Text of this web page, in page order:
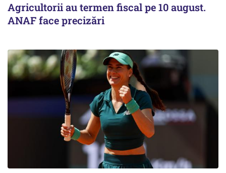
Agricultorii au termen fiscal pe 10 august.
ANAF face precizări